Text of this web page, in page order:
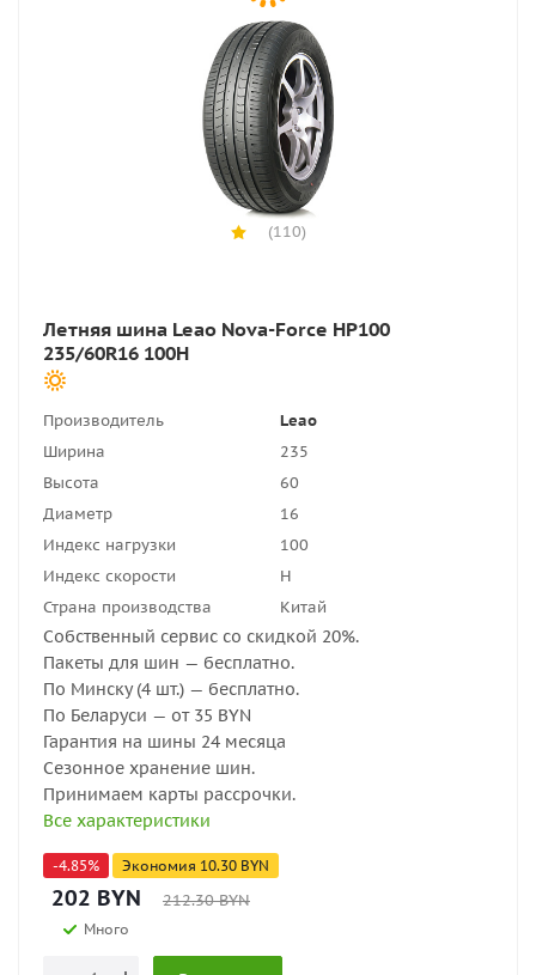
(110)
Летняя шина Leao Nova-Force HP100
235/60R16 100H
Производитель
Leao
Ширина
235
Высота
60
Диаметр
16
Индекс нагрузки
100
Индекс скорости
H
Страна производства
Китай
Собственный сервис со скидкой 20%.
Пакеты для шин — бесплатно.
По Минску (4 шт.) — бесплатно.
По Беларуси — от 35 BYN
Гарантия на шины 24 месяца
Сезонное хранение шин.
Принимаем карты рассрочки.
Все характеристики
-4.85% Экономия 10.30 BYN
202 BYN 212.30BYN
Много